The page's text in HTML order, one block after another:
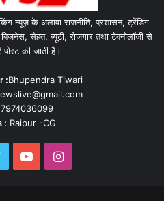
न्यूज़ के अलावा राजनीति, प्रशासन, ट्रेंडिंग
सेहत, ब्यूटी, रोजगार तथा टेक्नोलॉजी से
की जाती है।
:Bhupendra Tiwari
7974036099
: Raipur -CG
TwitterYouTubeInstagram